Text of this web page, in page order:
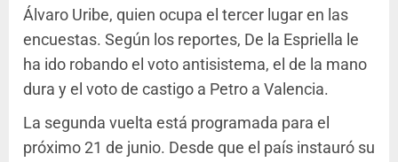
Álvaro Uribe, quien ocupa el tercer lugar en las
encuestas. Según los reportes, De la Espriella le
ha ido robando el voto antisistema, el de la mano
dura y el voto de castigo a Petro a Valencia.
La segunda vuelta está programada para el
próximo 21 de junio. Desde que el país instauró su